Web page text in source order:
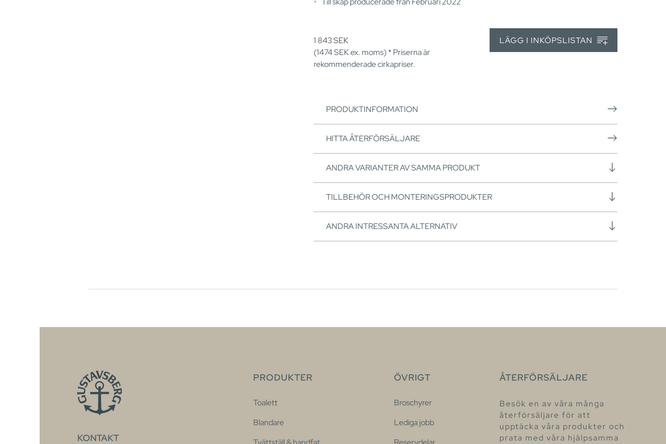
1 843SEK
(1474SEKex. moms) * Priserna är
rekommenderade cirkapriser.
LÄGG I INKÖPSLISTAN
PRODUKTINFORMATION
HITTA ÅTERFÖRSÄLJARE
ANDRA VARIANTER AV SAMMA PRODUKT
TILLBEHÖR OCH MONTERINGSPRODUKTER
ANDRA INTRESSANTA ALTERNATIV
KONTAKT
PRODUKTER
Toalett
Blandare
ÖVRIGT
Broschyrer
Lediga jobb
ÅTERFÖRSÄLJARE
Besök en av våra många
återförsäljare för att
upptäcka våra produkter och
prata med våra hjälpsamma